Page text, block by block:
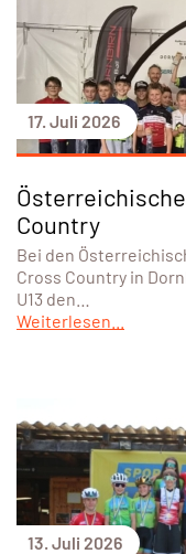
17. Juli 2026
Country
Bei den
Cross Country in
U13 den…
Weiterlesen...
13. Juli 2026